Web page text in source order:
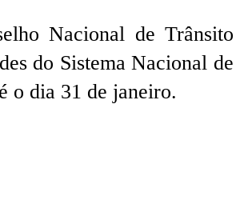
Nacional de Trânsito
do Sistema Nacional de
o dia 31 de janeiro.